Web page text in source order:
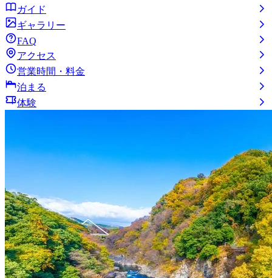
ガイド
ギャラリー
FAQ
アクセス
営業時間・料金
泊まる
体験